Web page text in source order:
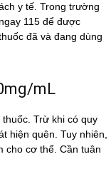
y tế. Trong trường
115 để được
đã và đang dùng
mL
Trừ khi có quy
hiện quên. Tuy nhiên,
cho cơ thể. Cần tuân